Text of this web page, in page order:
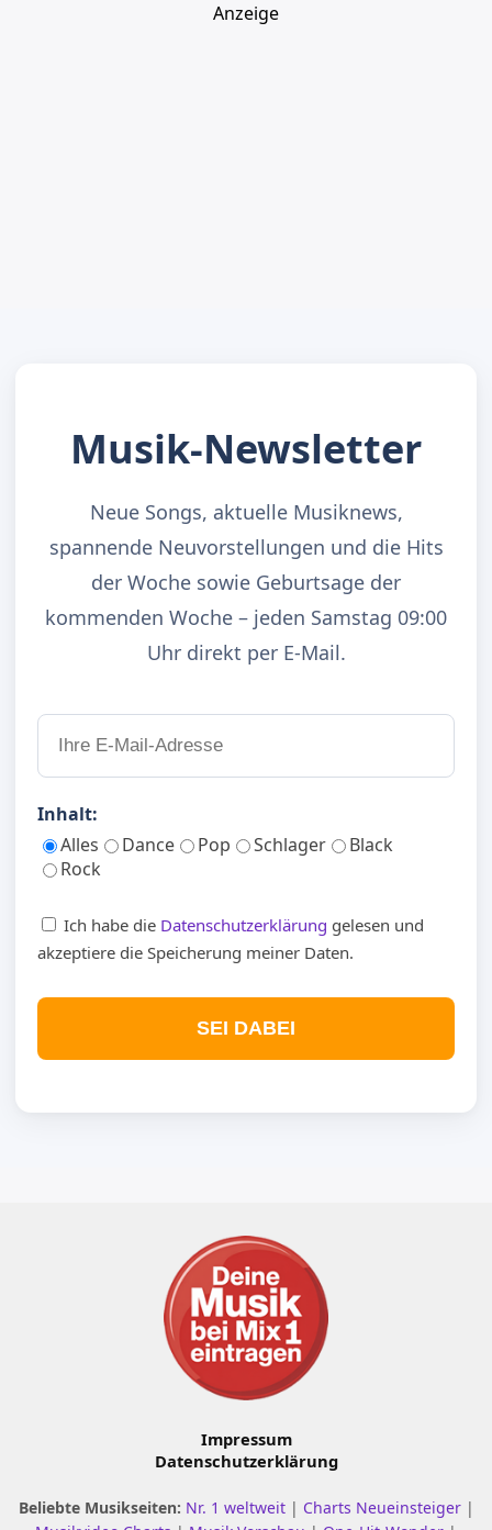
Anzeige
Musik-Newsletter
Neue Songs, aktuelle Musiknews,
spannende Neuvorstellungen und die Hits
der Woche sowie Geburtsage der
kommenden Woche – jeden Samstag 09:00
Uhr direkt per E-Mail.
Inhalt:
Alles
Dance Pop Schlager
Black
Rock
Ich habe die Datenschutzerklärung gelesen und
akzeptiere die Speicherung meiner Daten.
SEI DABEI
Impressum
Datenschutzerklärung
Beliebte Musikseiten: Nr. 1 weltweit | Charts Neueinsteiger |